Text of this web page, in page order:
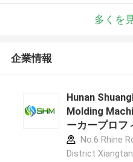
多くを
企業情報
Hunan
Molding
ーカープロフ
No.6 Rhine
District